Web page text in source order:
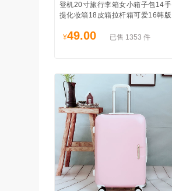
登机20寸旅行李箱女小箱子包14手
提化妆箱18皮箱拉杆箱可爱16韩版
¥49.00 已售 1353 件